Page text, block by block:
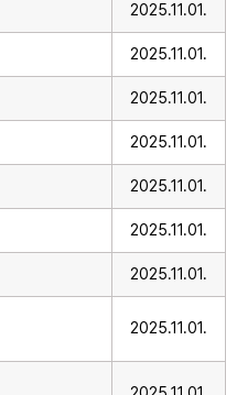
2025.11.01.
2025.11.01.
2025.11.01.
2025.11.01.
2025.11.01.
2025.11.01.
2025.11.01.
2025.11.01.